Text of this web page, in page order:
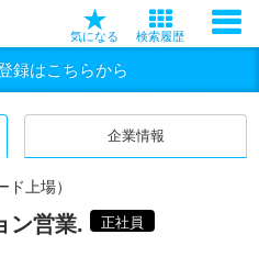
気になる 検索履歴
録はこちらから
企業情報
上場）
ン営業. 正社員